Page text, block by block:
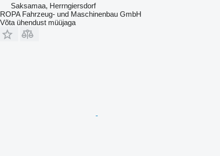
Saksamaa, Herrngiersdorf
ROPA Fahrzeug- und Maschinenbau GmbH
Võta ühendust müüjaga